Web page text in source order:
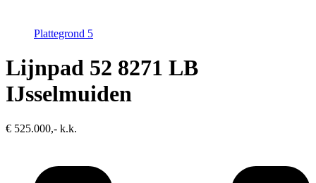
Plattegrond 5
Lijnpad 52 8271 LB
IJsselmuiden
€ 525.000,- k.k.